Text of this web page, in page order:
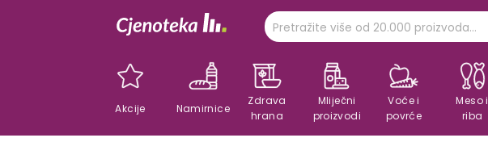
Akcije Namirnice
Zdrava
hrana
Mliječni
proizvodi
Voće i
povrće
Meso i
riba